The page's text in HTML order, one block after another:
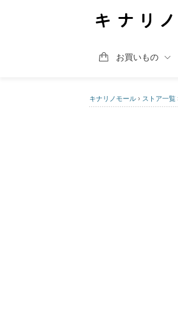
お買いもの
キナリノモール › ストア一覧